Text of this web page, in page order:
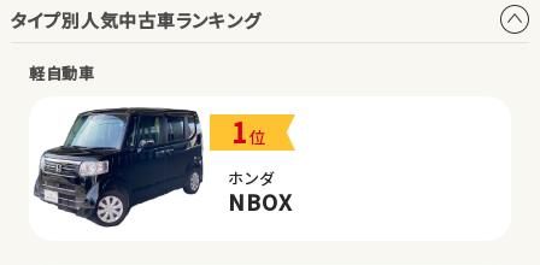
タイプ別人気中古車ランキング
軽自動車
1位
ホンダ
NBOX